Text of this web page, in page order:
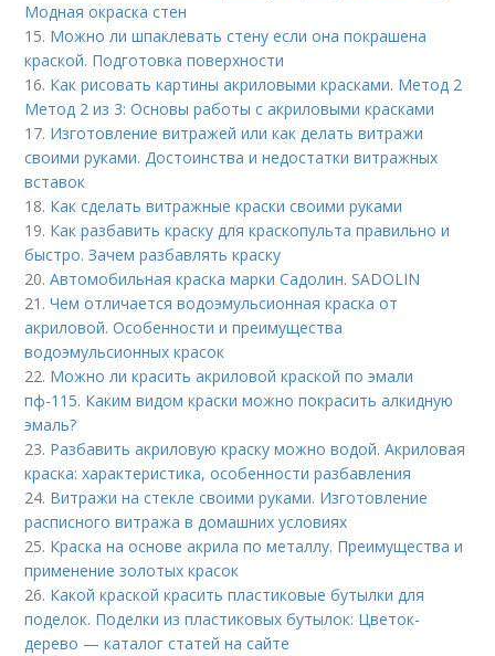
Модная окраска стен
15. Можно ли шпаклевать стену если она покрашена
краской. Подготовка поверхности
16. Как рисовать картины акриловыми красками. Метод 2
Метод 2 из 3: Основы работы с акриловыми красками
17. Изготовление витражей или как делать витражи
своими руками. Достоинства и недостатки витражных
вставок
18. Как сделать витражные краски своими руками
19. Как разбавить краску для краскопульта правильно и
быстро. Зачем разбавлять краску
20.Автомобильная краска марки Садолин. SADOLIN
21.Чем отличается водоэмульсионная краска от
акриловой. Особенности и преимущества
водоэмульсионных красок
22. Можно ли красить акриловой краской по эмали
пф-115. Каким видом краски можно покрасить алкидную
эмаль?
23. Разбавить акриловую краску можно водой. Акриловая
краска: характеристика, особенности разбавления
24. Витражи на стекле своими руками. Изготовление
расписного витража в домашних условиях
25. Краска на основе акрила по металлу. Преимущества и
применение золотых красок
26. Какой краской красить пластиковые бутылки для
поделок. Поделки из пластиковых бутылок: Цветок-
дерево — каталог статей на сайте